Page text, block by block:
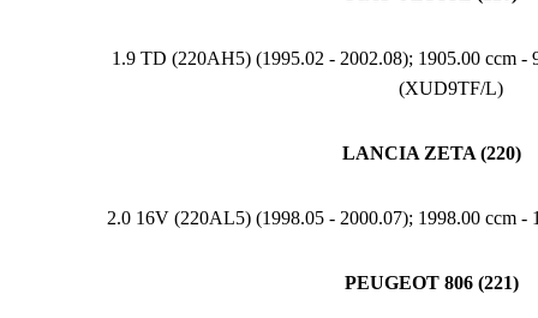
1.9 TD (220AH5) (1995.02 - 2002.08); 1905.00 ccm
(XUD9TF/L)
LANCIA ZETA (220)
2.0 16V (220AL5) (1998.05 - 2000.07); 1998.00 ccm -
PEUGEOT 806 (221)